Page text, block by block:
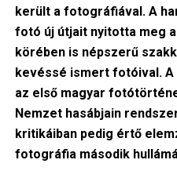
került a fotográfiával. A
fotó új útjait nyitotta meg
körében is népszerű
kevéssé ismert fotóival.
az első magyar
Nemzet hasábjain
kritikáiban pedig értő
fotográfia második